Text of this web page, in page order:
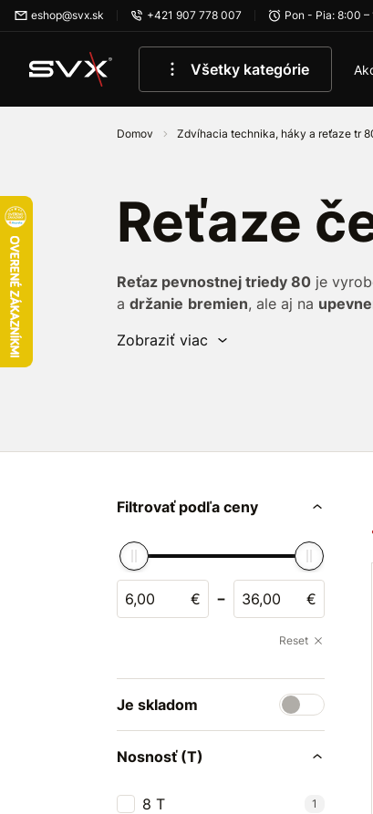
Preskočiť na hlavný obsah
eshop@svx.sk +421 907 778 007 Pon - Pia: 8:00 –
Všetky kategórie
Domov Zdvíhacia technika, háky a reťaze tr
Reťaze
Reťaz pevnostnej triedy 80 je
a držanie bremien, ale aj na
mnohých priemyselných
Zobraziť viac
Filtrovať podľa ceny
€ - €
Reset
Je skladom
Nosnosť (T)
8 T 1